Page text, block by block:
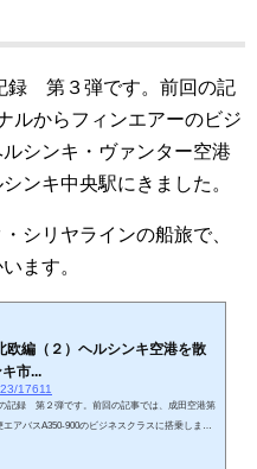
録 第３弾です。前回の記
ルからフィンエアーのビジ
シンキ・ヴァンター空港
ンキ中央駅にきました。
シリヤラインの船旅で、
ます。
欧編（２）ヘルシンキ空港を散
市...
17611
記録 第２弾です。前回の記事では、成田空港第
アバスA350-900のビジネスクラスに搭乗しまし